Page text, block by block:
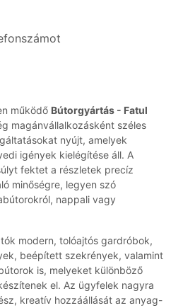
működő Bútorgyártás - Fatul
magánvállalkozásként széles
nyújt, amelyek
igények kielégítése áll. A
fektet a részletek precíz
minőségre, legyen szó
nappali vagy
modern, tolóajtós gardróbok,
beépített szekrények, valamint
is, melyeket különböző
el. Az ügyfelek nagyra
kreatív hozzáállását az anyag-